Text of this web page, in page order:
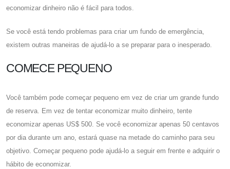
economizar dinheiro não é fácil para todos.
Se você está tendo problemas para criar um fundo de emergência,
existem outras maneiras de ajudá-lo a se preparar para o inesperado.
COMECE PEQUENO
Você também pode começar pequeno em vez de criar um grande fundo
de reserva. Em vez de tentar economizar muito dinheiro, tente
economizar apenas US$ 500. Se você economizar apenas 50 centavos
por dia durante um ano, estará quase na metade do caminho para seu
objetivo. Começar pequeno pode ajudá-lo a seguir em frente e adquirir o
hábito de economizar.